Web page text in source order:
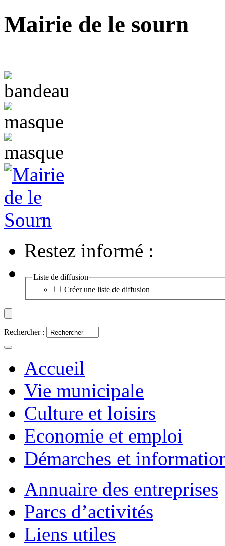
Mairie de le sourn
Restez informé :
Liste de diffusion
Créer une liste de diffusion
Rechercher :
Accueil
Vie municipale
Culture et loisirs
Economie et emploi
Démarches et
Annuaire des entreprises
Parcs d’activités
Liens utiles